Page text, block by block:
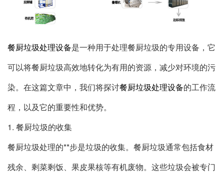
餐厨垃圾处理设备是一种用于处理餐厨垃圾的专用设备，它
可以将餐厨垃圾高效地转化为有用的资源，减少对环境的污
染。在这篇文章中，我们将探讨餐厨垃圾处理设备的工作流
程，以及它的重要性和优势。
1. 餐厨垃圾的收集
餐厨垃圾处理的**步是垃圾的收集。餐厨垃圾通常包括食材
残余、剩菜剩饭、果皮果核等有机废物。这些垃圾会被专门